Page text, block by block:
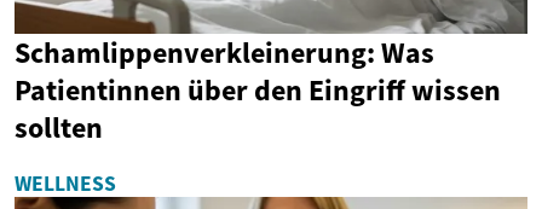
Schamlippenverkleinerung: Was
Patientinnen über den Eingriff wissen
sollten
WELLNESS